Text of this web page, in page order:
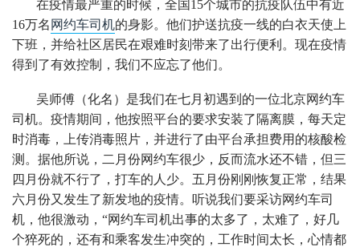
在疫情最严重的时候，全国15个城市的抗疫队伍中有近
16万名 网约车司机的身影。他们护送抗疫一线的白衣天使上
下班，并给社区居民在艰难时刻带来了出行便利。现在疫情
得到了有效控制，我们不应忘了他们。
吴师傅（化名）是我们在七月初遇到的一位北京网约车
司机。疫情期间，他按照平台的要求安装了隔离膜，每天定
时消毒，上传消毒照片，并进行了由平台承担费用的核酸检
测。据他所说，二月份网约车很少，反而流水还不错，但三
四月份就不行了，打车的人少。五月份刚刚恢复正常，结果
六月份又发生了新发地的疫情。听说我们要采访网约车司
机，他很激动，“网约车司机出事的太多了，太难了，好几
个猝死的，还有和乘客发生冲突的，工作时间太长，心情都